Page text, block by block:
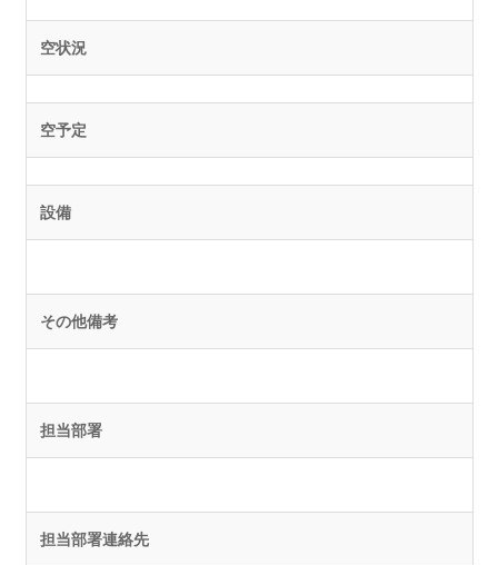
空状況
空予定
設備
その他備考
担当部署
担当部署連絡先